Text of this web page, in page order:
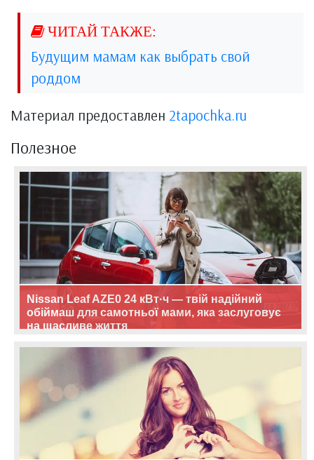
Будущим мамам как выбрать свой
роддом
Материал предоставлен 2tapochka.ru
Полезное
Nissan Leaf AZE0 24 кВт·ч — твій надійний
обіймаш для самотньої мами, яка заслуговує
на щасливе життя